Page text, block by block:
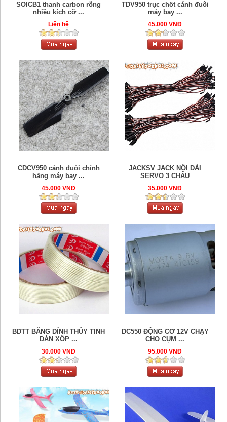
SOICB1 thanh carbon rỗng
nhiều kích cỡ ...
Liên hệ
TDV950 trục chốt cánh đuôi
máy bay ...
45.000 VNĐ
CDCV950 cánh đuôi chính
hãng máy bay ...
45.000 VNĐ
JACKSV JACK NỐI DÀI
SERVO 3 CHẤU
35.000 VNĐ
BDTT BĂNG DÍNH THỦY TINH
DÁN XỐP ...
30.000 VNĐ
DC550 ĐỘNG CƠ 12V CHẠY
CHO CỤM ...
95.000 VNĐ